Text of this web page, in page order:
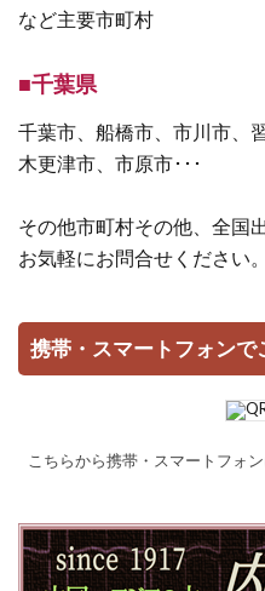
など主要市町村
■千葉県
千葉市、船橋市、市川市、
木更津市、市原市･･･
その他市町村その他、全国
お気軽にお問合せください。
携帯・スマートフォンで
こちらから携帯・スマートフォ